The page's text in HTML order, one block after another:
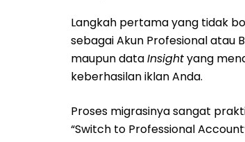
Langkah pertama yang tidak
sebagai Akun Profesional atau
maupun dataInsightyang
keberhasilan iklan Anda.
Proses migrasinya sangat
“Switch to Professional